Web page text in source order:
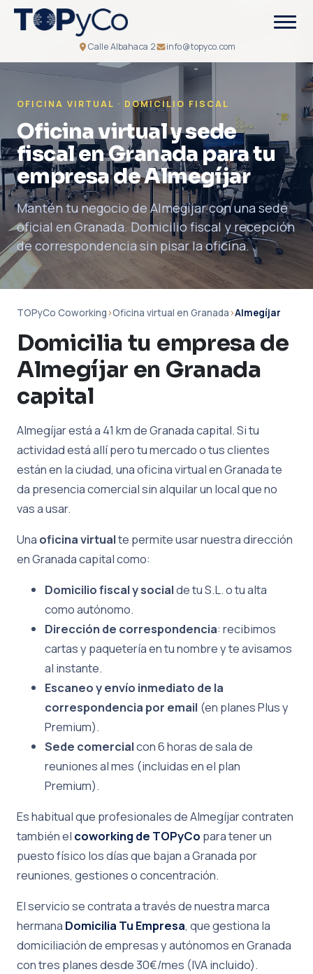
Calle Albahaca 2 info@topyco.com
OFICINA VIRTUAL · DOMICILIO FISCAL
Oficina virtual y sede
fiscal en Granada para tu
empresa de Almegíjar
Mantén tu negocio de Almegíjar con una sede
oficial en Granada. Domicilio fiscal y recepción
de correspondencia sin pisar la oficina.
TOPyCo Coworking›Oficina virtual en Granada›Almegíjar
Domicilia tu empresa de
Almegíjar en Granada
capital
Almegíjar está a 41 km de Granada capital. Si tu
actividad está allí pero tu mercado o tus clientes
están en la ciudad, una oficina virtual en Granada te
da presencia comercial sin alquilar un local que no
vas a usar.
Una oficina virtualte permite usar nuestra dirección
en Granada capital como:
Domicilio fiscal y socialde tu S.L. o tu alta
como autónomo.
Dirección de correspondencia: recibimos
cartas y paquetería en tu nombre y te avisamos
al instante.
Escaneo y envío inmediato de la
correspondencia por email (en planes Plus y
Premium).
Sede comercialcon 6 horas de sala de
reuniones al mes (incluidas en el plan
Premium).
Es habitual que profesionales de Almegíjar contraten
también el coworking de TOPyCo para tener un
puesto físico los días que bajan a Granada por
reuniones, gestiones o concentración.
El servicio se contrata a través de nuestra marca
hermana Domicilia Tu Empresa, que gestiona la
domiciliación de empresas y autónomos en Granada
con tres planes desde 30€/mes (IVA incluido).